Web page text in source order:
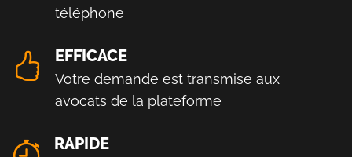
téléphone
EFFICACE
Votre demande est transmise aux
avocats de la plateforme
RAPIDE